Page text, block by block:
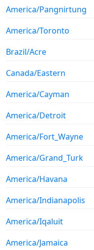
America/Pangnirtung
America/Toronto
Brazil/Acre
Canada/Eastern
America/Cayman
America/Detroit
America/Fort_Wayne
America/Grand_Turk
America/Havana
America/Indianapolis
America/Iqaluit
America/Jamaica